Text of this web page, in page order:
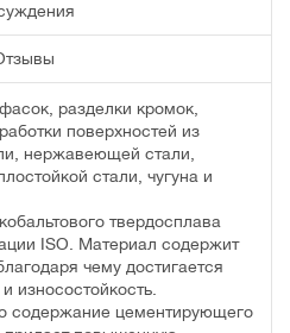
разделки кромок,
поверхностей из
нержавеющей стали,
стали, чугуна и
твердосплава
ISO. Материал содержит
чему достигается
износостойкость.
содержание цементирующего